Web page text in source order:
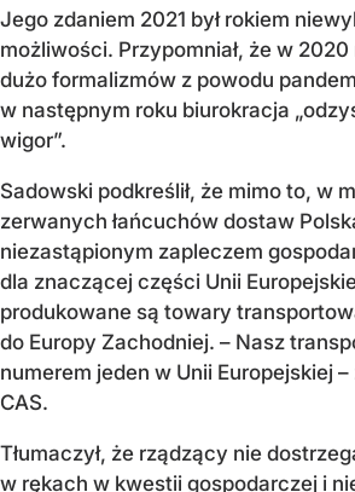
Jego zdaniem 2021 był rokiem
możliwości. Przypomniał, że w
dużo formalizmów z powodu
w następnym roku biurokracja
wigor”.
Sadowski podkreślił, że mimo to, w
zerwanych łańcuchów dostaw
niezastąpionym zapleczem
dla znaczącej części Unii
produkowane są towary
do Europy Zachodniej. – Nasz
numerem jeden w Unii Europejskiej
CAS.
Tłumaczył, że rządzący nie
w rękach w kwestii gospodarczej i